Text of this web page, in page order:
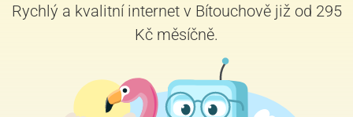
Rychlý a kvalitní internet v Bítouchově již od 295
Kč měsíčně.